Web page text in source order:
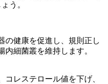
う。
の健康を促進し、規則正し
内細菌叢を維持します。
コレステロール値を下げ、